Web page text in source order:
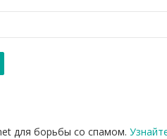
для борьбы со спамом.